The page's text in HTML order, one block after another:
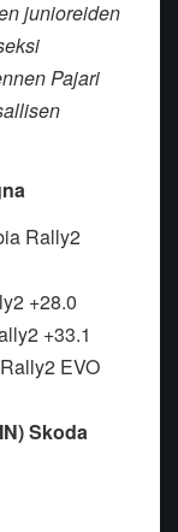
junioreiden
Pajari
Rally2
+28.0
+33.1
EVO
Skoda